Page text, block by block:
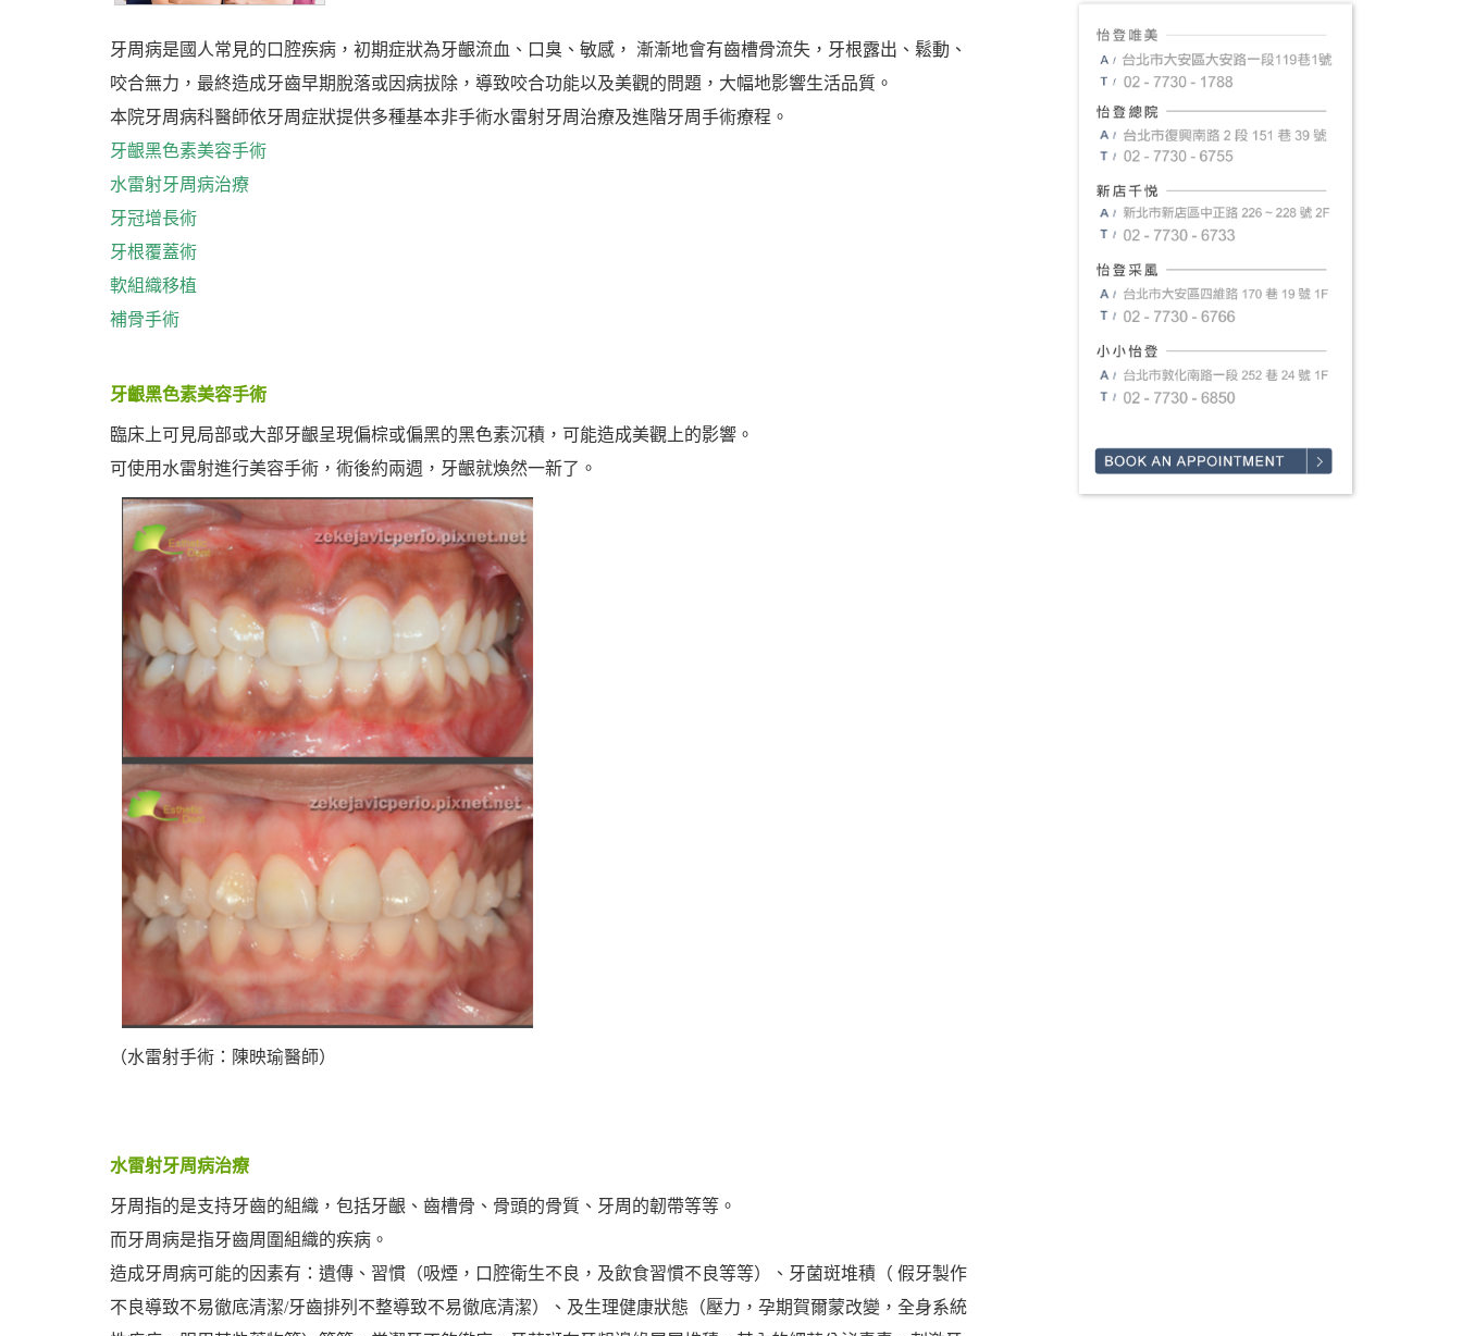
牙周病是國人常見的口腔疾病，初期症狀為牙齦流血、口臭、敏感， 漸漸地會有齒槽骨流失，牙根露出、鬆動、
咬合無力，最終造成牙齒早期脫落或因病拔除，導致咬合功能以及美觀的問題，大幅地影響生活品質。
本院牙周病科醫師依牙周症狀提供多種基本非手術水雷射牙周治療及進階牙周手術療程。
牙齦黑色素美容手術
水雷射牙周病治療
牙冠增長術
牙根覆蓋術
軟組織移植
補骨手術
牙齦黑色素美容手術
臨床上可見局部或大部牙齦呈現偏棕或偏黑的黑色素沉積，可能造成美觀上的影響。
可使用水雷射進行美容手術，術後約兩週，牙齦就煥然一新了。
（水雷射手術：陳映瑜醫師）
水雷射牙周病治療
牙周指的是支持牙齒的組織，包括牙齦、齒槽骨、骨頭的骨質、牙周的韌帶等等。
而牙周病是指牙齒周圍組織的疾病。
造成牙周病可能的因素有：遺傳、習慣（吸煙，口腔衛生不良，及飲食習慣不良等等）、牙菌斑堆積（ 假牙製作
不良導致不易徹底清潔/牙齒排列不整導致不易徹底清潔）、及生理健康狀態（壓力，孕期賀爾蒙改變，全身系統